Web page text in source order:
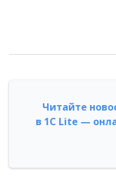
Читайте
в 1С Lite —